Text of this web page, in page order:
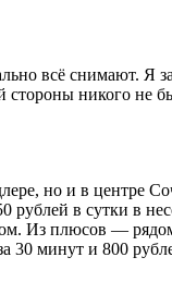
всё снимают. Я
стороны никого не
но и в центре
в сутки в
Из плюсов — рядом
30 минут и 800